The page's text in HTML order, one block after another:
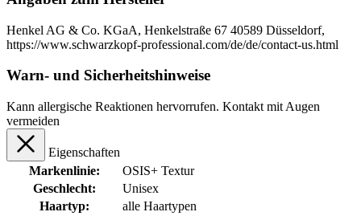
Henkel AG & Co. KGaA, Henkelstraße 67 40589 Düsseldorf,
https://www.schwarzkopf-professional.com/de/de/contact-us.html
Warn- und Sicherheitshinweise
Kann allergische Reaktionen hervorrufen. Kontakt mit Augen
vermeiden
Eigenschaften
Markenlinie:
OSIS+ Textur
Geschlecht:
Unisex
Haartyp:
alle Haartypen